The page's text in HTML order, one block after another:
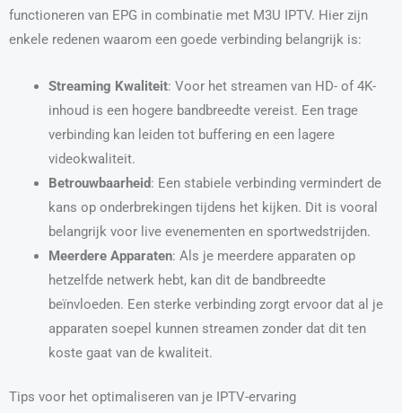
functioneren van EPG in combinatie met M3U IPTV. Hier zijn
enkele redenen waarom een goede verbinding belangrijk is:
Streaming Kwaliteit: Voor het streamen van HD- of 4K-
inhoud is een hogere bandbreedte vereist. Een trage
verbinding kan leiden tot buffering en een lagere
videokwaliteit.
Betrouwbaarheid: Een stabiele verbinding vermindert de
kans op onderbrekingen tijdens het kijken. Dit is vooral
belangrijk voor live evenementen en sportwedstrijden.
Meerdere Apparaten: Als je meerdere apparaten op
hetzelfde netwerk hebt, kan dit de bandbreedte
beïnvloeden. Een sterke verbinding zorgt ervoor dat al je
apparaten soepel kunnen streamen zonder dat dit ten
koste gaat van de kwaliteit.
Tips voor het optimaliseren van je IPTV-ervaring